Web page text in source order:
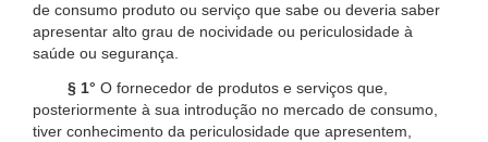
de consumo produto ou serviço que sabe ou deveria saber
apresentar alto grau de nocividade ou periculosidade à
saúde ou segurança.
§ 1° O fornecedor de produtos e serviços que,
posteriormente à sua introdução no mercado de consumo,
tiver conhecimento da periculosidade que apresentem,